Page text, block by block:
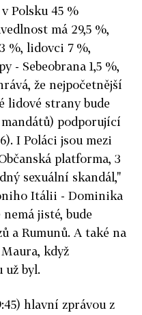
Polsku 45 %
má 29,5 %,
%, lidovci 7 %,
- Sebeobrana 1,5 %,
že nejpočetnější
lidové strany bude
podporující
I Poláci jsou mezi
platforma, 3
sexuální skandál,"
Itálii - Dominika
jisté, bude
a Rumunů. A také na
když
už byl.
hlavní zprávou z